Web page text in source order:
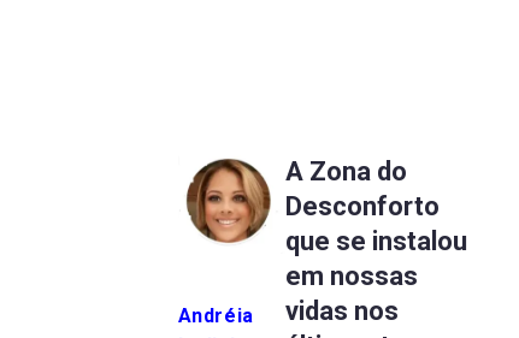
Andréia
A Zona do
Desconforto
que se instalou
em nossas
vidas nos